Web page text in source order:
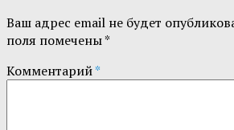
Ваш адрес email не будет
поля помечены*
Комментарий*